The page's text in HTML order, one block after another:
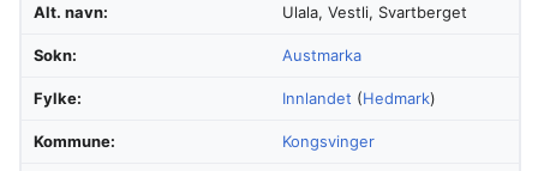
Alt. navn: Ulala, Vestli, Svartberget
Sokn: Austmarka
Fylke: Innlandet (Hedmark)
Kommune: Kongsvinger